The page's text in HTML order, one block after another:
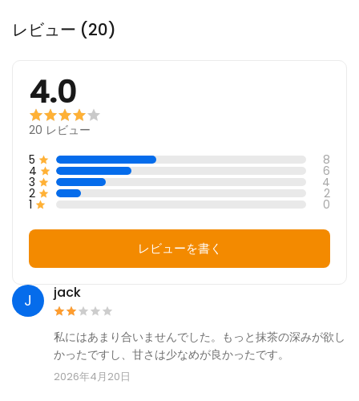
レビュー (20)
4.0
20 レビュー
5
8
4 6
3 4
2 2
1 0
レビューを書く
J jack
私にはあまり合いませんでした。もっと抹茶の深みが欲し
かったですし、甘さは少なめが良かったです。
2026年4月20日